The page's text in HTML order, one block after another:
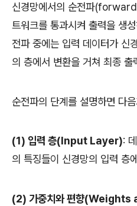
신경망에서의 순전파
트워크를 통과시켜 출력을 생
전파 중에는 입력 데이터가 신
의 층에서 변환을 거쳐 최종 출
순전파의 단계를 설명하면 다
(1) 입력 층(Input Layer):
의 특징들이 신경망의 입력 층
(2) 가중치와 편향